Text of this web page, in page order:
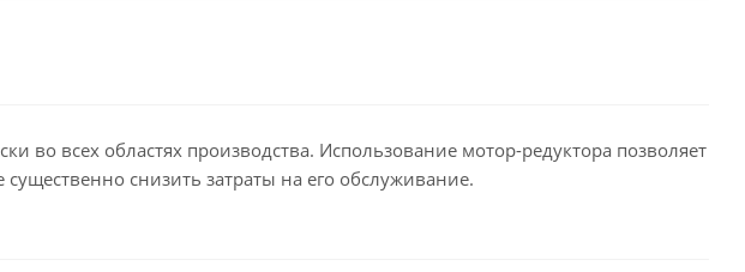
во всех областях производства. Использование мотор-редуктора позволяет
снизить затраты на его обслуживание.